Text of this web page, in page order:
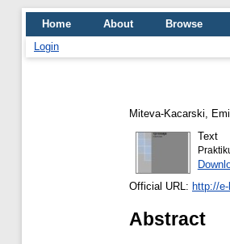
Home About
Browse
Login
Miteva-Kacarski,
Text
Official URL: http://
Abstract